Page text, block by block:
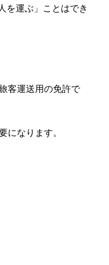
を運ぶ」ことはでき
客運送用の免許で
になります。